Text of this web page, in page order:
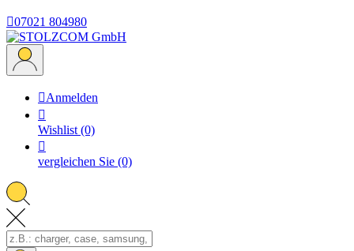
07021 804980
Anmelden

Wishlist (0)

vergleichen Sie (0)